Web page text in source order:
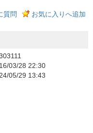
質問 お気に入りへ追加
03/28 22:30
05/29 13:43